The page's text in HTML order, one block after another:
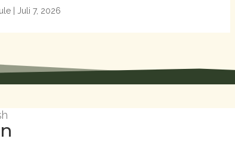
Juli 7, 2026